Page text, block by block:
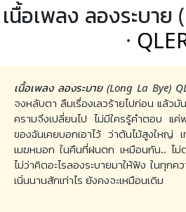
เนื้อเพลง ลองระบา
·
เนื้อเพลง ลองระบาย (Long La Bye)
จงหลับตา ลืมเรื่องเลวร้ายไปก่อน แล้วมั
ครามจึงเปลี่ยนไป ไม่มีใครรู้คำตอบ แ
ของฉันเคยบอกเอาไว้ ว่าต้นไม้สูงใหญ่
เมฆหมอก ในคืนที่ฝนตก เหมือนกัน.. ไม่
ไม่ว่าคิดอะไรลองระบายมาให้ฟัง ในทุก
เนิ่นนานสักเท่าไร ยังคงจะเหมือนเดิม